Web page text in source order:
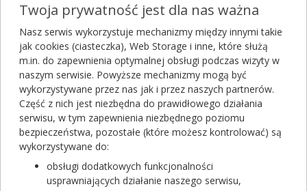
BIOFER Drukuj/Zapisz
Twoja prywatność jest dla nas ważna
Nasz serwis wykorzystuje mechanizmy między innymi takie
jak cookies (ciasteczka), Web Storage i inne, które służą
m.in. do zapewnienia optymalnej obsługi podczas wizyty w
naszym serwisie. Powyższe mechanizmy mogą być
wykorzystywane przez nas jak i przez naszych partnerów.
Część z nich jest niezbędna do prawidłowego działania
serwisu, w tym zapewnienia niezbędnego poziomu
bezpieczeństwa, pozostałe (które możesz kontrolować) są
wykorzystywane do:
obsługi dodatkowych funkcjonalności
usprawniających działanie naszego serwisu,